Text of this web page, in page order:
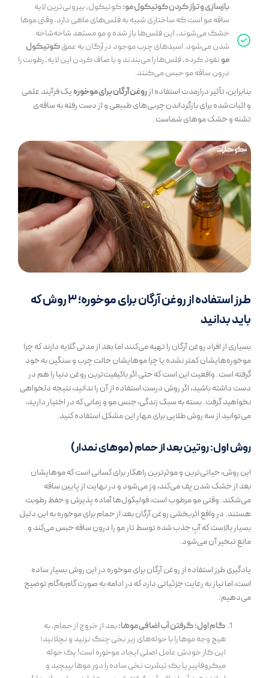
بازسازی و تراز کردن کوتیکول مو:کوتیکول، بیرونی‌ترین لایه
ساقه مو است که ساختاری شبیه به فلس‌های ماهی دارد. وقتی موها
خشک می‌شوند، این فلس‌ها باز شده و مو مستعد شاخه‌شاخه
شدن می‌شود. اسیدهای چرب موجود در آرگان به عمقکوتیکول
مونفوذ کرده، فلس‌ها را می‌بندند و با صاف کردن این لایه، رطوبت را
درون ساقه مو حبس می‌کنند.
بنابراین، تأثیر درازمدت استفاده ازروغن آرگان برای موخورهیک فرآیند علمی
و اثبات‌شده برای بازگرداندن چربی‌های طبیعی و از دست رفته به ساقه‌ی
تشنه و خشک موهای شماست.
طرز استفاده از روغن آرگان برای موخوره؛ ۳ روش که
باید بدانید
بسیاری از افراد روغن آرگان را تهیه می‌کنند اما بعد از مدتی گلایه دارند که چرا
موخوره‌هایشان کمتر نشده یا چرا موهایشان حالت چرب و سنگین به خود
گرفته است. واقعیت این است که حتی اگر باکیفیت‌ترین روغن دنیا را هم در
دست داشته باشید، اگر روش درست استفاده از آن را ندانید، نتیجه دلخواهی
نخواهید گرفت. بسته به سبک زندگی، جنس مو و زمانی که در اختیار دارید،
می‌توانید از سه روش طلایی برای مهار این مشکل استفاده کنید.
روش اول: روتین بعد از حمام (موهای نمدار)
این روش، حیاتی‌ترین و موثرترین راهکار برای کسانی است که موهایشان
بعد از خشک شدن پف می‌کند، وز می‌شود و در نهایت از پایین ساقه
می‌شکند. وقتی مو مرطوب است، فولیکول‌ها آماده پذیرش و حفظ رطوبت
هستند. در واقع اثربخشی روغن آرگان بعد از حمام برای موخوره به این دلیل
بسیار بالاست که آبِ جذب شده توسط تار مو را درون ساقه حبس می‌کند و
مانع تبخیر آن می‌شود.
یادگیری طرز استفاده از روغن آرگان برای موخوره در این روش بسیار ساده
است، اما نیاز به رعایت جزئیاتی دارد که در ادامه به صورت گام‌به‌گام توضیح
می‌دهیم:
گام اول؛ گرفتن آب اضافی موها:بعد از خروج از حمام، به
هیچ وجه موها را با حوله‌های زبر نخی چنگ نزنید و نچلانید؛
این کار خودش عامل اصلی ایجاد موخوره است! یک حوله
میکروفایبر یا یک تیشرت نخی ساده را دور موها بپیچید و